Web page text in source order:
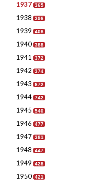
1937 365
1938 396
1939 408
1940 388
1941 372
1942 374
1943 672
1944 742
1945 540
1946 477
1947 381
1948 447
1949 428
1950 421